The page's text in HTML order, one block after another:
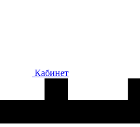
Кабинет